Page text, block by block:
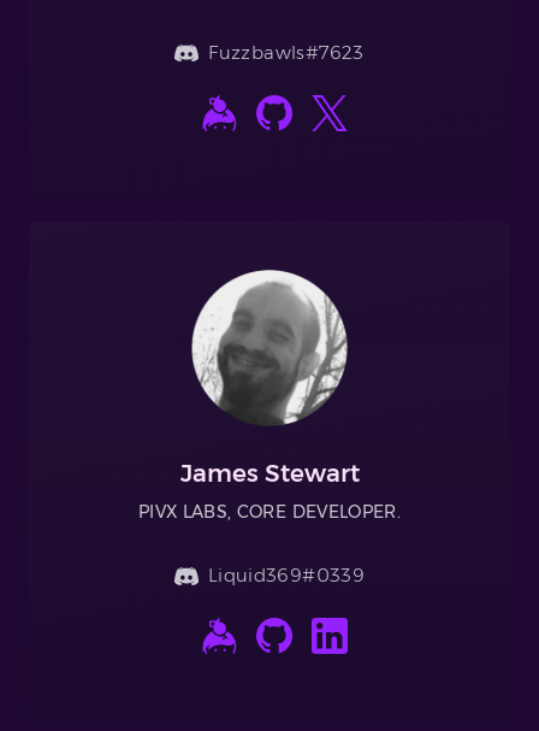
Fuzzbawls#7623
James Stewart
PIVX LABS, CORE DEVELOPER.
Liquid369#0339